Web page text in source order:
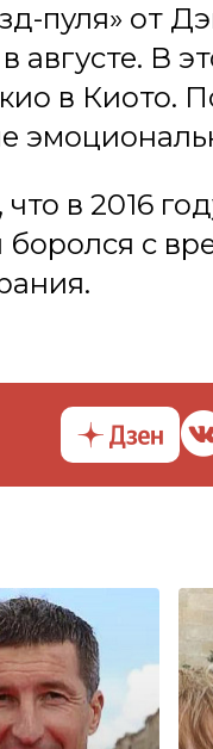
пуля» от
В
в Киото.
в 2016
с